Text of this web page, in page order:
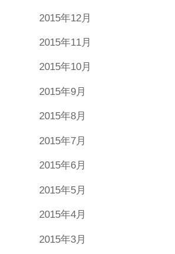
2015年12月
2015年11月
2015年10月
2015年9月
2015年8月
2015年7月
2015年6月
2015年5月
2015年4月
2015年3月